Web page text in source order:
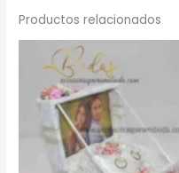
Productos relacionados